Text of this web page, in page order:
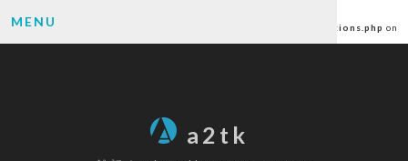
Warning : Undefined array key "author" in
/home/ctlc/a2tk.com/public_html/wp-content/themes/a2tk/functions.php on
a2tk
MENU